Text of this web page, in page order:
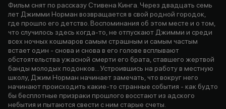
Фильм снят по рассказу Стивена Кинга. Через двадцать семь
лет Джимми Норман возвращается в свой родной городок,
где прошло его детство. Воспоминания об этом месте и о том,
что случилось здесь когда-то, не отпускают Джимми и среди
всех ночных кошмаров самым страшным и самым частым
встает один - снова и снова в его голове всплывают
обстоятельства ужасной смерти его брата, ставшего жертвой
банды молодых подонков... Устроившись на работу в местную
школу, Джим Норман начинает замечать, что вокруг него
начинают происходить какие-то странные события - как будто
бы бесплотные призраки прошлого восстают из адского
небытия и пытаются свести с ним старые счеты.